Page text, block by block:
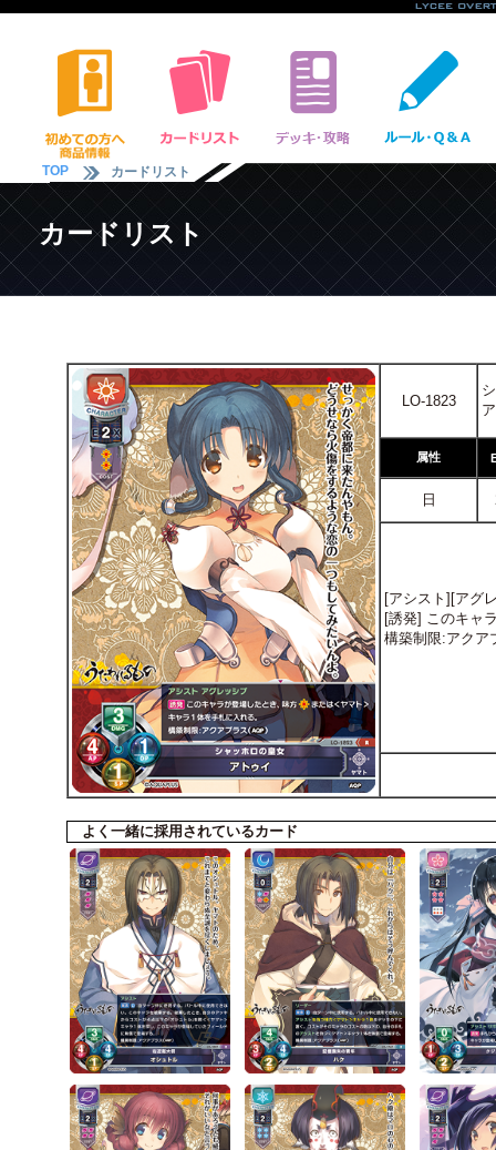
TOP カードリスト
カードリスト
LO-1823
属性
日
[アシスト][アグ
[誘発] このキャ
構築制限:アクア
よく一緒に採用されているカード